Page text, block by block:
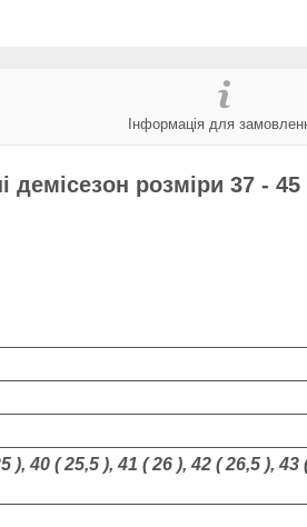
Інформація для
демісезон розміри 37 - 45
), 40 ( 25,5 ), 41 ( 26 ), 42 ( 26,5 ), 43